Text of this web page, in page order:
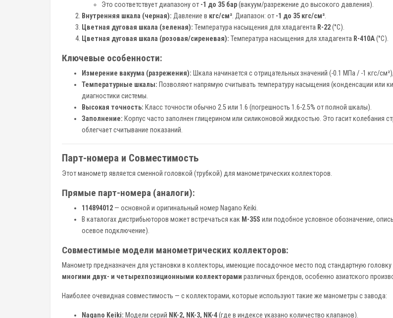
Это соответствует диапазону от -1 до 35 бар(вакуум/разрежение до высокого давления).
Внутренняя шкала (черная): Давление в кгс/см². Диапазон: от -1 до 35 кгс/см².
Цветная дуговая шкала (зеленая): Температура насыщения для хладагента R-22(°C).
Цветная дуговая шкала (розовая/сиреневая): Температура насыщения для хладагента R-410A(°C).
Ключевые особенности:
Измерение вакуума (разрежения): Шкала начинается с отрицательных значений (-0.1 МПа / -1 кгс/
Температурные шкалы: Позволяют напрямую считывать температуру насыщения (конденсации или
диагностики системы.
Высокая точность: Класс точности обычно 2.5 или 1.6 (погрешность 1.6-2.5% от полной шкалы).
Заполнение: Корпус часто заполнен глицерином или силиконовой жидкостью. Это гасит колебания
облегчает считывание показаний.
Парт-номера и Совместимость
Этот манометр является сменной головкой (трубкой) для манометрических коллекторов.
Прямые парт-номера (аналоги):
114894012 — основной и оригинальный номер Nagano Keiki.
В каталогах дистрибьюторов может встречаться как M-35S или подобное условное обозначение,
осевое подключение).
Совместимые модели манометрических коллекторов:
Манометр предназначен для установки в коллекторы, имеющие посадочное место под стандартную
многими двух- и четырехпозиционными коллекторами различных брендов, особенно азиатского
Наиболее очевидная совместимость — с коллекторами, которые используют такие же манометры с завода:
Nagano Keiki: Модели серий NK-2, NK-3, NK-4(где в индексе указано количество клапанов).